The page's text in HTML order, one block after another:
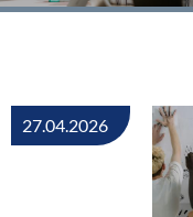
27.04.2026